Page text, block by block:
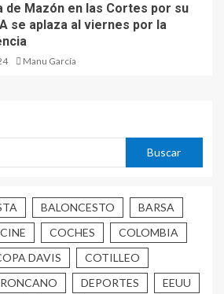
de Mazón en las Cortes por su
se aplaza al viernes por la
Manu García
Buscar
BALONCESTO
BARSA
CINE COCHES
COLOMBIA
DAVIS
COTILLEO
DEPORTES
EEUU